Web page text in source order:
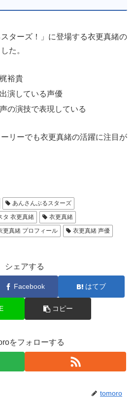
ターズ！」に登場する衣更真緒の
た。
裕貴
演している声優
の演技で表現している
リーでも衣更真緒の活躍に注目が
あんさんぶるスターズ
タ 衣更真緒
衣更真緒
更真緒 プロフィール
衣更真緒 声優
シェアする
Facebook はてブ
コピー
をフォローする
tomoro